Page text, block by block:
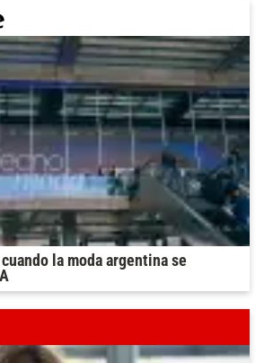
la moda argentina se